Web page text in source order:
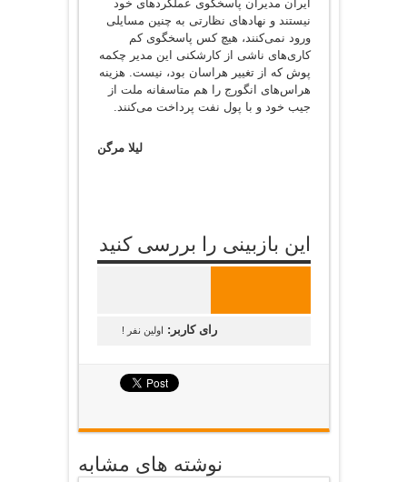
ایران مدیران پاسخگوی عملکردهای خود
نیستند و نهادهای نظارتی به چنین مسایلی
ورود نمی‌کنند، هیچ کس پاسخگوی کم
کاری‌های ناشی از کارشکنی این مدیر چکمه
پوش که از تغییر هراسان بود، نیست. هزینه
هراس‌های انگورج را هم متاسفانه ملت از
جیب خود و با پول نفت پرداخت می‌کنند.
لیلا مرگن
این بازبینی را بررسی کنید
رای کاربر: اولین نفر !
نوشته های مشابه